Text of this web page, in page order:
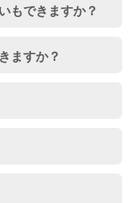
もできますか？
ますか？